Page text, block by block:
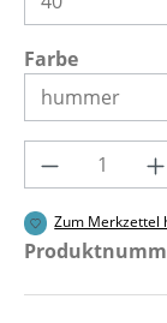
Farbe
Produkt
Zum Merkzettel